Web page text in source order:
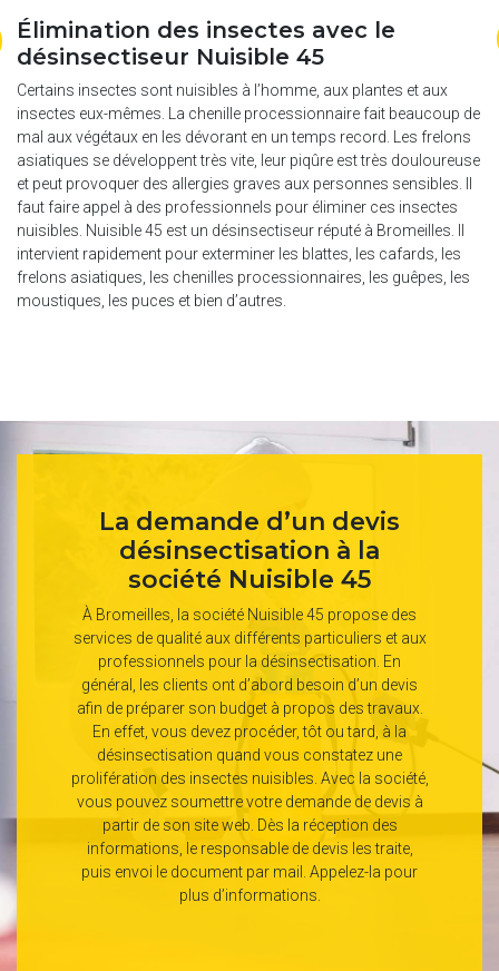
Élimination des insectes avec le
désinsectiseur Nuisible 45
Certains insectes sont nuisibles à l’homme, aux plantes et aux
insectes eux-mêmes. La chenille processionnaire fait beaucoup de
mal aux végétaux en les dévorant en un temps record. Les frelons
asiatiques se développent très vite, leur piqûre est très douloureuse
et peut provoquer des allergies graves aux personnes sensibles. Il
faut faire appel à des professionnels pour éliminer ces insectes
nuisibles. Nuisible 45 est un désinsectiseur réputé à Bromeilles. Il
intervient rapidement pour exterminer les blattes, les cafards, les
frelons asiatiques, les chenilles processionnaires, les guêpes, les
moustiques, les puces et bien d’autres.
La demande d’un devis
désinsectisation à la
société Nuisible 45
À Bromeilles, la société Nuisible 45 propose des
services de qualité aux différents particuliers et aux
professionnels pour la désinsectisation. En
général, les clients ont d’abord besoin d’un devis
afin de préparer son budget à propos des travaux.
En effet, vous devez procéder, tôt ou tard, à la
désinsectisation quand vous constatez une
prolifération des insectes nuisibles. Avec la société,
vous pouvez soumettre votre demande de devis à
partir de son site web. Dès la réception des
informations, le responsable de devis les traite,
puis envoi le document par mail. Appelez-la pour
plus d’informations.